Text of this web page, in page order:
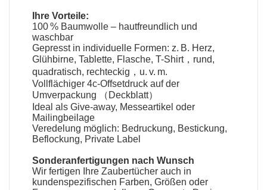
Ihre Vorteile:
100 % Baumwolle – hautfreundlich und
waschbar
Gepresst in individuelle Formen: z. B. Herz,
Glühbirne, Tablette, Flasche, T-Shirt，rund,
quadratisch, rechteckig，u. v. m.
Vollflächiger 4c-Offsetdruck auf der
Umverpackung （Deckblatt）
Ideal als Give-away, Messeartikel oder
Mailingbeilage
Veredelung möglich: Bedruckung, Bestickung,
Beflockung, Private Label
Sonderanfertigungen nach Wunsch
Wir fertigen IhreZaubertücher auch in
kundenspezifischen Farben, Größen oder